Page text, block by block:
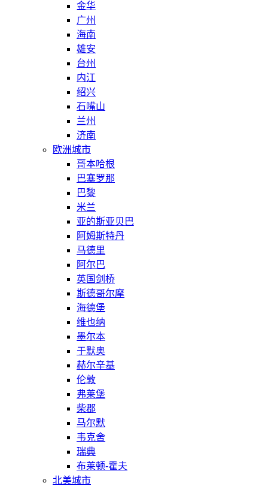
金华
广州
海南
雄安
台州
内江
绍兴
石嘴山
兰州
济南
欧洲城市
哥本哈根
巴塞罗那
巴黎
米兰
亚的斯亚贝巴
阿姆斯特丹
马德里
阿尔巴
英国剑桥
斯德哥尔摩
海德堡
维也纳
墨尔本
于默奥
赫尔辛基
伦敦
弗莱堡
柴郡
马尔默
韦克舍
瑞典
布莱顿-霍夫
北美城市